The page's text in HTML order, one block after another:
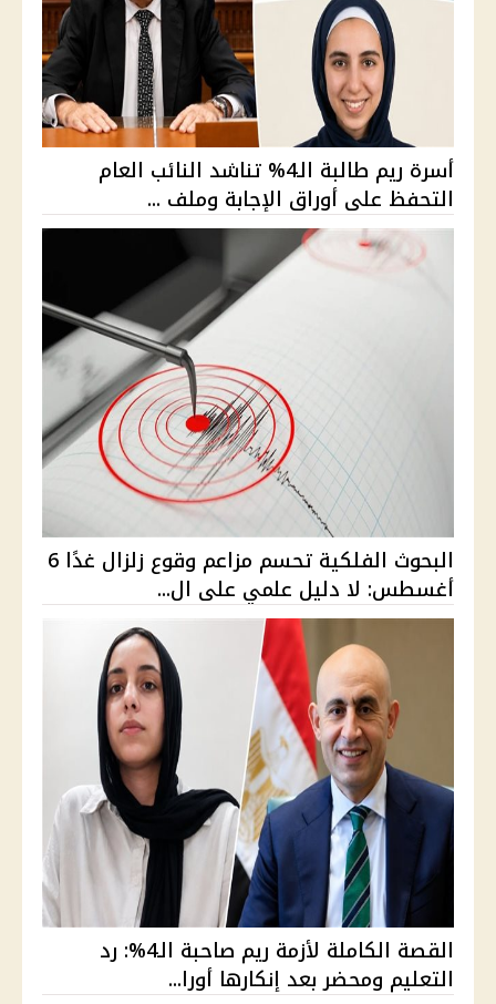
أسرة ريم طالبة الـ4% تناشد النائب العام
التحفظ على أوراق الإجابة وملف ...
البحوث الفلكية تحسم مزاعم وقوع زلزال غدًا 6
أغسطس: لا دليل علمي على ال...
القصة الكاملة لأزمة ريم صاحبة الـ4%: رد
التعليم ومحضر بعد إنكارها أورا...